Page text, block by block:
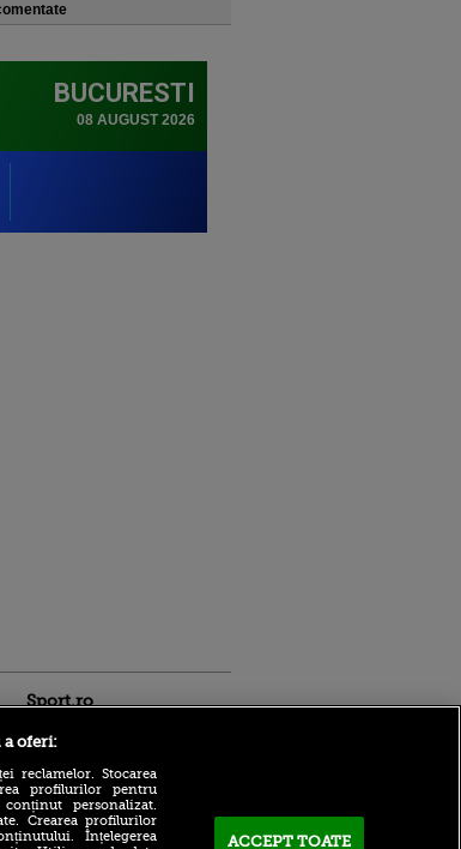
Sport.ro
oferi:
reclamelor. Stocarea
profilurilor pentru
personalizat.
Crearea profilurilor
Înțelegerea
ACCEPT TOATE